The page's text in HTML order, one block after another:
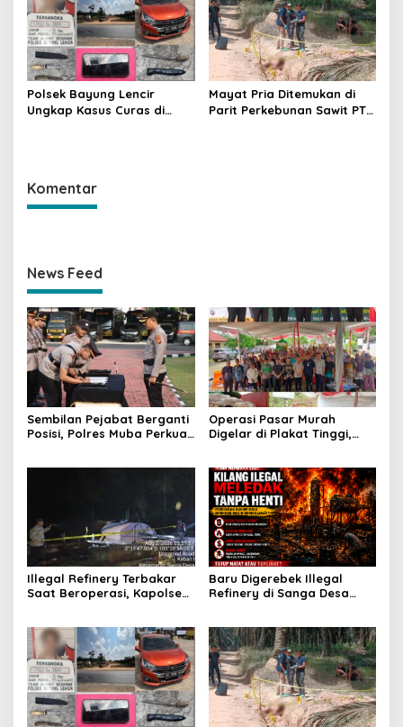
Dilakukan
Polsek Bayung Lencir
Ungkap Kasus Curas di
Mayat Pria Ditemukan di
Parit Perkebunan Sawit PT
Komentar
News Feed
Sembilan Pejabat Berganti
Posisi, Polres Muba Perkuat
Operasi Pasar Murah
Digelar di Plakat Tinggi,
Beban Warga
Illegal Refinery Terbakar
Saat Beroperasi, Kapolsek
Pencegahan Terus
Dilakukan
Baru Digerebek Illegal
Refinery di Sanga Desa